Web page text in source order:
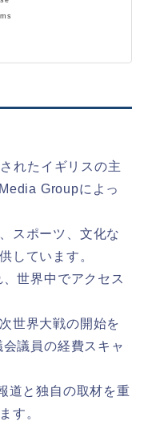
れたイギリスの主
Groupによっ
スポーツ、文化な
しています。
世界中でアクセス
世界大戦の開始を
議員の経費スキャ
道と独自の取材を重
す。